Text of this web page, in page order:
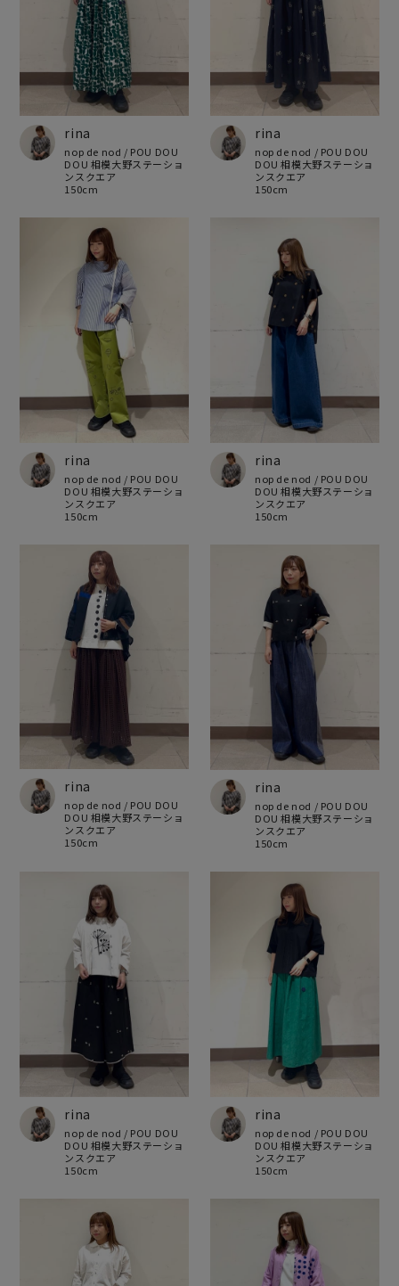
rina
nop de nod / POU DOU
DOU 相模大野ステーショ
ンスクエア
150cm
rina
nop de nod / POU DOU
DOU 相模大野ステーショ
ンスクエア
150cm
rina
nop de nod / POU DOU
DOU 相模大野ステーショ
ンスクエア
150cm
rina
nop de nod / POU DOU
DOU 相模大野ステーショ
ンスクエア
150cm
rina
nop de nod / POU DOU
DOU 相模大野ステーショ
ンスクエア
150cm
rina
nop de nod / POU DOU
DOU 相模大野ステーショ
ンスクエア
150cm
rina
nop de nod / POU DOU
DOU 相模大野ステーショ
ンスクエア
150cm
rina
nop de nod / POU DOU
DOU 相模大野ステーショ
ンスクエア
150cm